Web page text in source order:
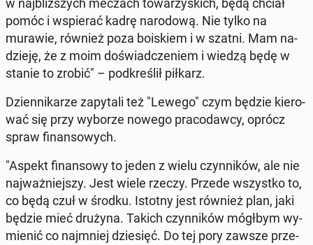
w naj­bliż­szych meczach to­wa­rzy­skich, będą chciał
pomóc i wspie­rać kadrę na­ro­do­wą. Nie tylko na
murawie, również poza bo­iskiem i w szatni. Mam na­
dzie­ję, że z moim do­świad­cze­niem i wiedzą będę w
stanie to zrobić" – pod­kre­ślił piłkarz.
Dzien­ni­ka­rze za­py­ta­li też "Lewego" czym będzie kie­ro­
wać się przy wyborze nowego pra­co­daw­cy, oprócz
spraw fi­nan­so­wych.
"Aspekt fi­nan­so­wy to jeden z wielu czyn­ni­ków, ale nie
naj­waż­niej­szy. Jest wiele rzeczy. Przede wszyst­ko to,
co będą czuł w środku. Istotny jest również plan, jaki
będzie mieć drużyna. Takich czyn­ni­ków mógłbym wy­
mie­nić co naj­mniej dzie­sięć. Do tej pory zawsze prze­